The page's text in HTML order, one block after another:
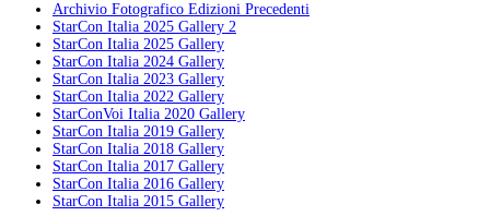
Archivio Fotografico Edizioni Precedenti
StarCon Italia 2025 Gallery 2
StarCon Italia 2025 Gallery
StarCon Italia 2024 Gallery
StarCon Italia 2023 Gallery
StarCon Italia 2022 Gallery
StarConVoi Italia 2020 Gallery
StarCon Italia 2019 Gallery
StarCon Italia 2018 Gallery
StarCon Italia 2017 Gallery
StarCon Italia 2016 Gallery
StarCon Italia 2015 Gallery